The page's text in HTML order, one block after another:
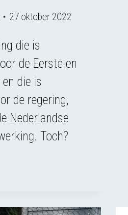
27 oktober 2022
die is
de Eerste en
die is
de regering,
Nederlandse
Toch?